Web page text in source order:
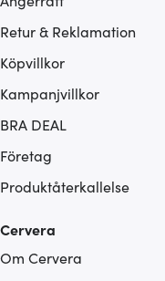
Retur & Reklamation
Köpvillkor
Kampanjvillkor
BRA DEAL
Företag
Produktåterkallelse
Cervera
Om Cervera